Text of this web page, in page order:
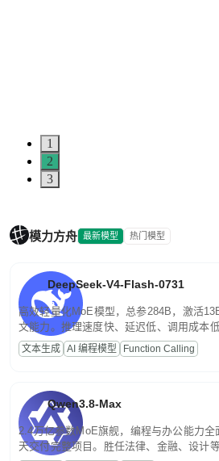
1
2
3
模力方舟 最新模型 热门模型
DeepSeek-V4-Flash-0731
高效轻量化MoE模型，总参284B，激活
文能力。推理速度快、延迟低、调用成本
高并发、轻量化任务，适合日常对话、内
文案处理等普惠刚需场景。
文本生成 AI 编程模型 Function Calling
Qwen3.8-Max
2.4万亿参数MoE旗舰，编程与办公能力
天交付完整项目。胜任法律、金融、设计